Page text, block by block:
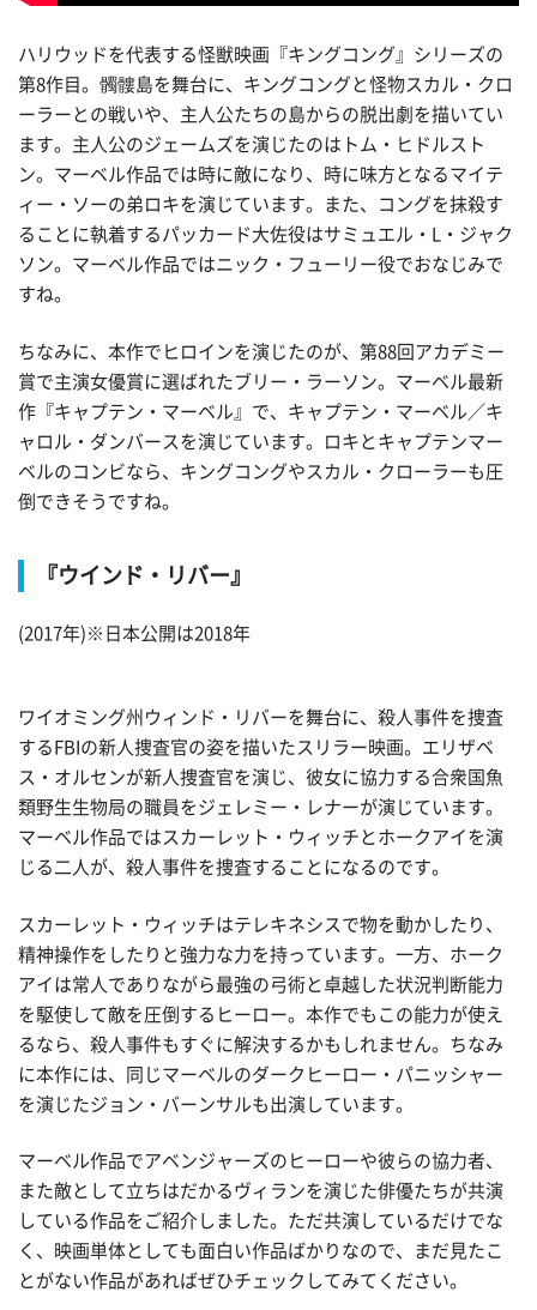
ハリウッドを代表する怪獣映画『キングコング』シリーズの
第8作目。髑髏島を舞台に、キングコングと怪物スカル・クロ
ーラーとの戦いや、主人公たちの島からの脱出劇を描いてい
ます。主人公のジェームズを演じたのはトム・ヒドルスト
ン。マーベル作品では時に敵になり、時に味方となるマイテ
ィー・ソーの弟ロキを演じています。また、コングを抹殺す
ることに執着するパッカード大佐役はサミュエル・L・ジャク
ソン。マーベル作品ではニック・フューリー役でおなじみで
すね。
ちなみに、本作でヒロインを演じたのが、第88回アカデミー
賞で主演女優賞に選ばれたブリー・ラーソン。マーベル最新
作『キャプテン・マーベル』で、キャプテン・マーベル／キ
ャロル・ダンバースを演じています。ロキとキャプテンマー
ベルのコンビなら、キングコングやスカル・クローラーも圧
倒できそうですね。
『ウインド・リバー』
(2017年)※日本公開は2018年
ワイオミング州ウィンド・リバーを舞台に、殺人事件を捜査
するFBIの新人捜査官の姿を描いたスリラー映画。エリザベ
ス・オルセンが新人捜査官を演じ、彼女に協力する合衆国魚
類野生生物局の職員をジェレミー・レナーが演じています。
マーベル作品ではスカーレット・ウィッチとホークアイを演
じる二人が、殺人事件を捜査することになるのです。
スカーレット・ウィッチはテレキネシスで物を動かしたり、
精神操作をしたりと強力な力を持っています。一方、ホーク
アイは常人でありながら最強の弓術と卓越した状況判断能力
を駆使して敵を圧倒するヒーロー。本作でもこの能力が使え
るなら、殺人事件もすぐに解決するかもしれません。ちなみ
に本作には、同じマーベルのダークヒーロー・パニッシャー
を演じたジョン・バーンサルも出演しています。
マーベル作品でアベンジャーズのヒーローや彼らの協力者、
また敵として立ちはだかるヴィランを演じた俳優たちが共演
している作品をご紹介しました。ただ共演しているだけでな
く、映画単体としても面白い作品ばかりなので、まだ見たこ
とがない作品があればぜひチェックしてみてください。